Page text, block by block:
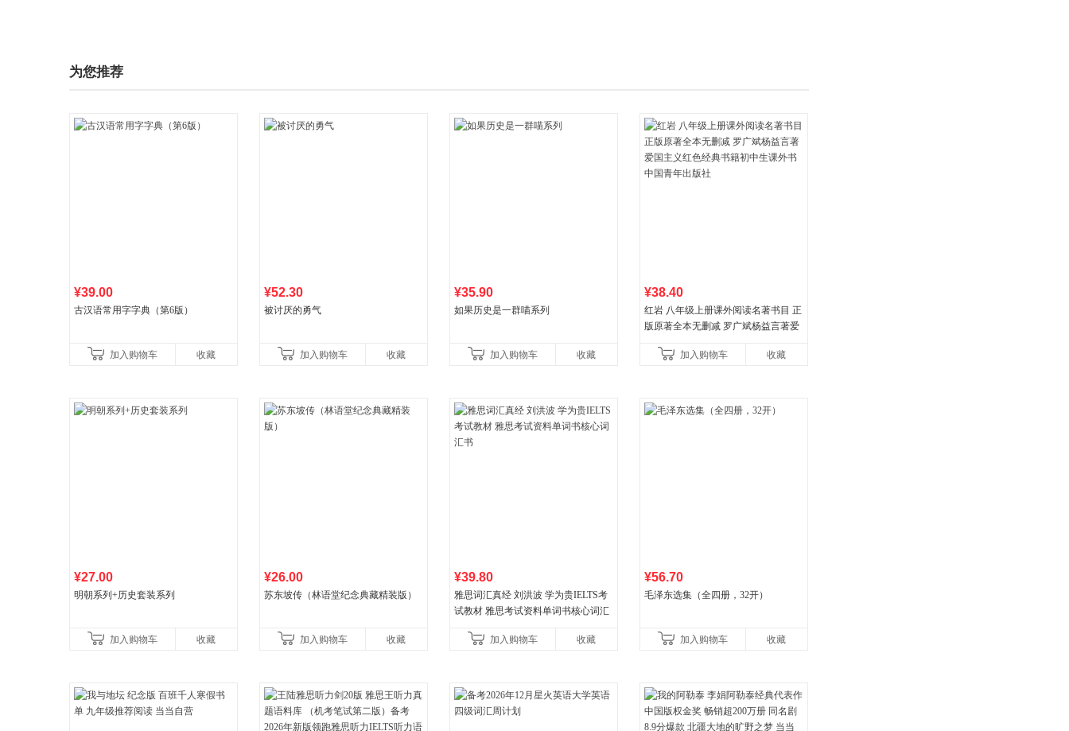
数码影音
电脑办公
大家电
为您推荐
¥39.00
古汉语常用字字典（第6版）
加入购物车 收藏
¥52.30
被讨厌的勇气
加入购物车 收藏
¥35.90
如果历史是一群喵系列
加入购物车 收藏
¥38.40
红岩 八年级上册课外阅读名著书目 正
版原著全本无删减 罗广斌杨益言著爱
国青年出版社加入购物车 收藏
¥27.00
明朝系列+历史套装系列
加入购物车 收藏
¥26.00
苏东坡传（林语堂纪念典藏精装版）
加入购物车 收藏
¥39.80
雅思词汇真经 刘洪波 学为贵IELTS考
试教材 雅思考试资料单词书核心词汇
加入购物车
收藏
¥56.70
毛泽东选集（全四册，32开）
加入购物车 收藏